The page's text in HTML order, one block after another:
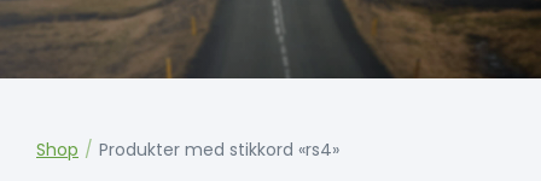
Shop / Produkter med stikkord «rs4»